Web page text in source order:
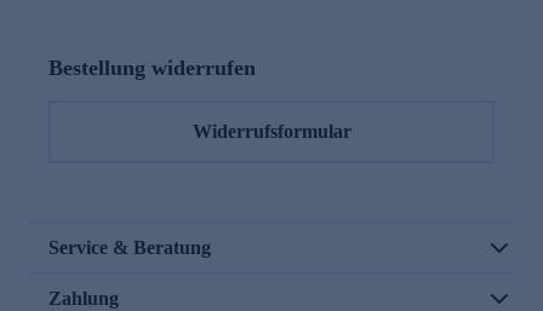
Bestellung widerrufen
Widerrufsformular
Service & Beratung
Zahlung